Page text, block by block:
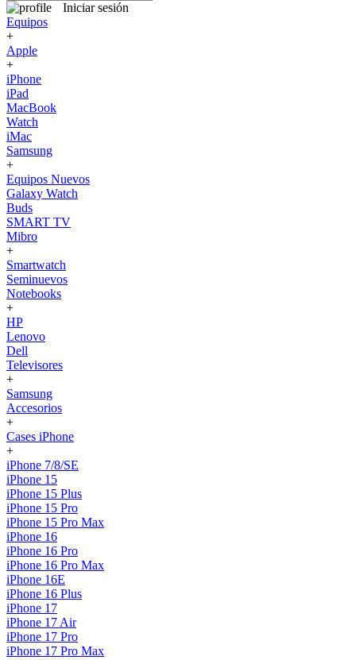
Iniciar sesión
Equipos
+
Apple
+
iPhone
iPad
MacBook
Watch
iMac
Samsung
+
Equipos Nuevos
Galaxy Watch
Buds
SMART TV
Mibro
+
Smartwatch
Seminuevos
Notebooks
+
HP
Lenovo
Dell
Televisores
+
Samsung
Accesorios
+
Cases iPhone
+
iPhone 7/8/SE
iPhone 15
iPhone 15 Plus
iPhone 15 Pro
iPhone 15 Pro Max
iPhone 16
iPhone 16 Pro
iPhone 16 Pro Max
iPhone 16E
iPhone 16 Plus
iPhone 17
iPhone 17 Air
iPhone 17 Pro
iPhone 17 Pro Max